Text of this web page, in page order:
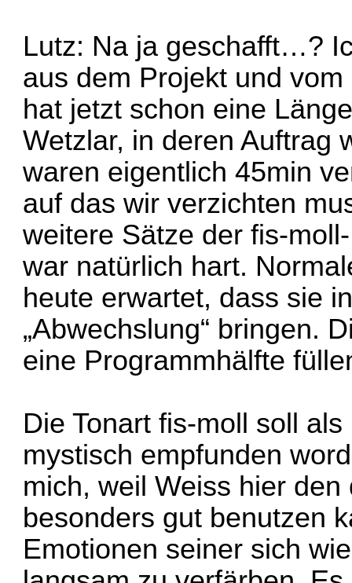
Lutz: Na ja geschafft…?
aus dem Projekt und
hat jetzt schon eine
Wetzlar, in deren Auftrag
waren eigentlich 45min
auf das wir verzichten
weitere Sätze der fis-
war natürlich hart.
heute erwartet, dass sie
„Abwechslung“ bringen.
eine Programmhälfte
Die Tonart fis-moll soll
mystisch empfunden
mich, weil Weiss hier
besonders gut benutzen
Emotionen seiner sich